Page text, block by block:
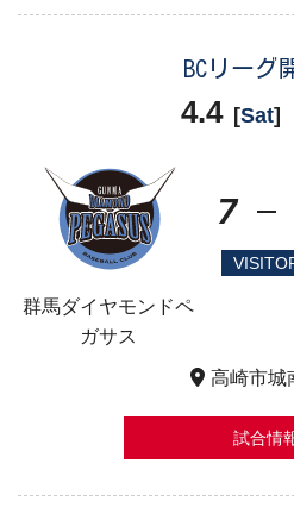
BCリーグ
4.4 [Sat]
群馬ダイヤモンドペ
ガサス
7
高崎市城
試合情